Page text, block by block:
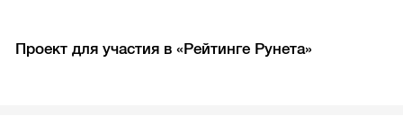
Проект для участия в «Рейтинге Рунета»